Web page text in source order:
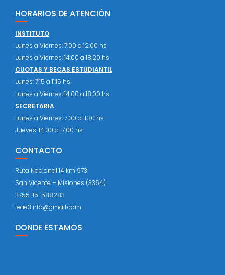
HORARIOS DE ATENCIÓN
INSTITUTO
Lunes a Viernes: 7:00 a 12:00 hs
Lunes a Viernes: 14:00 a 18:20 hs
CUOTAS Y BECAS ESTUDIANTIL
Lunes: 7:15 a 11:15 hs
Lunes a Viernes: 14:00 a 18:00 hs
SECRETARIA
Lunes a Viernes: 7:00 a 11:30 hs
Jueves: 14:00 a 17:00 hs
CONTACTO
Ruta Nacional 14 km 973
San Vicente – Misiones (3364)
3755-15-588283
ieae3info@gmail.com
DONDE ESTAMOS